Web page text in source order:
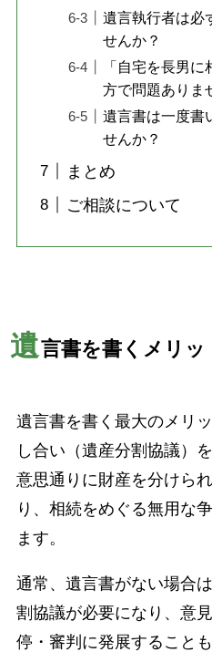
遺言執行者は必
せんか？
「自宅を長男
方で問題ありま
遺言書は一度書
せんか？
まとめ
ご相談について
遺言書を書くメリッ
遺言書を書く最大のメリ
し合い（遺産分割協議）
意思通りに財産を分けら
り、相続をめぐる無用な
ます。
通常、遺言書がない場合
割協議が必要になり、意
停・審判に発展すること